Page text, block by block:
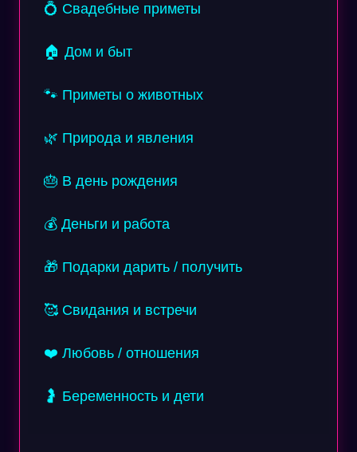
💍 Свадебные приметы
🏠 Дом и быт
🐾 Приметы о животных
🌿 Природа и явления
🎂 В день рождения
💰 Деньги и работа
🎁 Подарки дарить / получить
🥰 Свидания и встречи
❤️ Любовь / отношения
🤰 Беременность и дети